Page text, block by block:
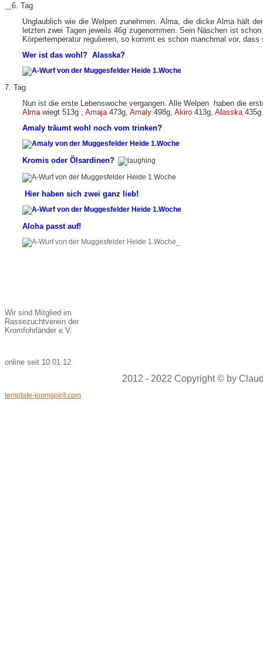
6. Tag
Unglaublich wie die Welpen zunehmen. Alma, die dicke Alma hält
letzten zwei Tagen jeweils 46g zugenommen. Sein Näschen ist
Körpertemperatur regulieren, so kommt es schon manchmal vor,
Wer ist das wohl? Alasska?
7. Tag
Nun ist die erste Lebenswoche vergangen. Alle Welpen haben die
Alma wiegt 513g , Amaja 473g, Amaly 498g, Akiro 413g, Alasska 435g.
Amaly träumt wohl noch vom trinken?
Kromis oder Ölsardinen?
Hier haben sich zwei ganz lieb!
Aloha passt auf!
Wir sind Mitglied im
Rassezuchtverein der
Kromfohrländer e.V.
online seit 10.01.12
2012 - 2022 Copyright © by
template-joomspirit.com